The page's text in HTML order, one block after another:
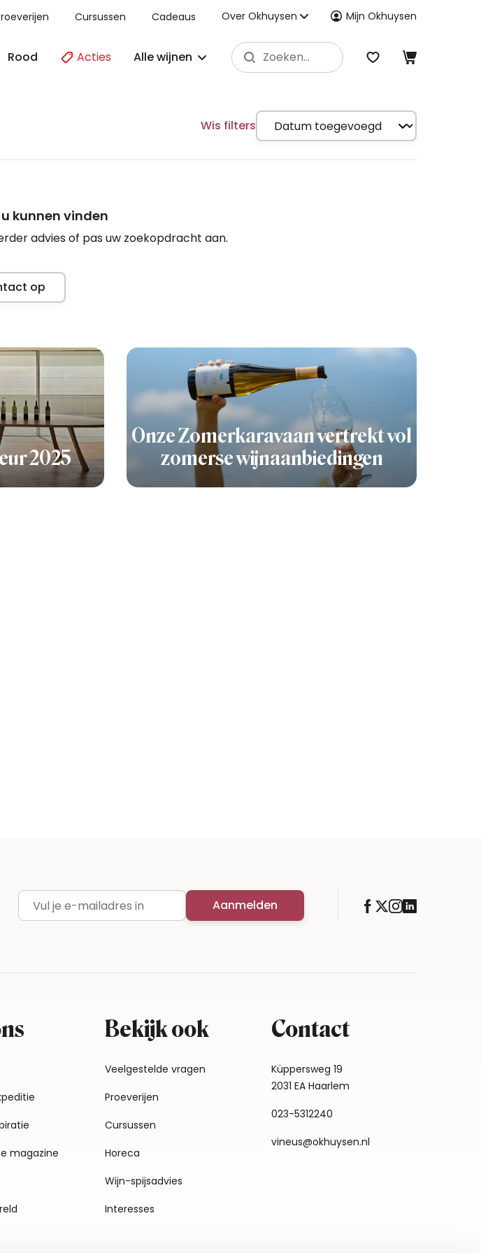
Cursussen Cadeaus Over Okhuysen Mijn Okhuysen
Rood Acties Alle wijnen
Wis filters
kunnen vinden
advies of pas uw zoekopdracht aan.
op
2025
Onze Zomerkaravaan vertrekt vol
zomerse wijnaanbiedingen
E-mailadres Aanmelden
magazine
Bekijk ook
Veelgestelde vragen
Proeverijen
Cursussen
Horeca
Wijn-spijsadvies
Interesses
Contact
Küppersweg 19
2031 EA Haarlem
023-5312240
vineus@okhuysen.nl